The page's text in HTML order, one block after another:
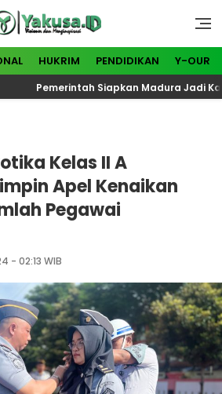
Yakusa
dan Menginspirasi
HUKRIM PENDIDIKAN Y-OUR
Pemerintah Siapkan Madura Jadi
Kelas II A
Apel Kenaikan
Pegawai
- 02:13 WIB